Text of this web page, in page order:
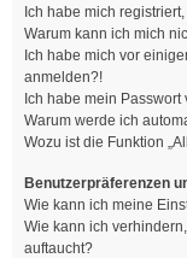
Ich habe mich
Warum kann ich mich
Ich habe mich vor
anmelden?!
Ich habe mein Passwort
Warum werde ich
Wozu ist die Funktion
Benutzerpräferenzen
Wie kann ich meine
Wie kann ich
auftaucht?